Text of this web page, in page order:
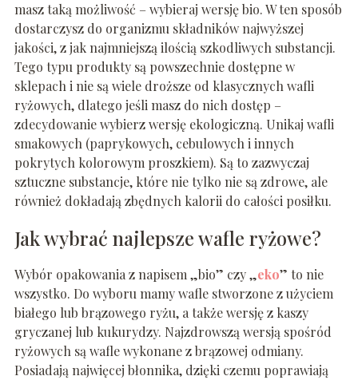
masz taką możliwość – wybieraj wersję bio. W ten sposób
dostarczysz do organizmu składników najwyższej
jakości, z jak najmniejszą ilością szkodliwych substancji.
Tego typu produkty są powszechnie dostępne w
sklepach i nie są wiele droższe od klasycznych wafli
ryżowych, dlatego jeśli masz do nich dostęp –
zdecydowanie wybierz wersję ekologiczną. Unikaj wafli
smakowych (paprykowych, cebulowych i innych
pokrytych kolorowym proszkiem). Są to zazwyczaj
sztuczne substancje, które nie tylko nie są zdrowe, ale
również dokładają zbędnych kalorii do całości posiłku.
Jak wybrać najlepsze wafle ryżowe?
Wybór opakowania z napisem „bio” czy „eko” to nie
wszystko. Do wyboru mamy wafle stworzone z użyciem
białego lub brązowego ryżu, a także wersję z kaszy
gryczanej lub kukurydzy. Najzdrowszą wersją spośród
ryżowych są wafle wykonane z brązowej odmiany.
Posiadają najwięcej błonnika, dzięki czemu poprawiają